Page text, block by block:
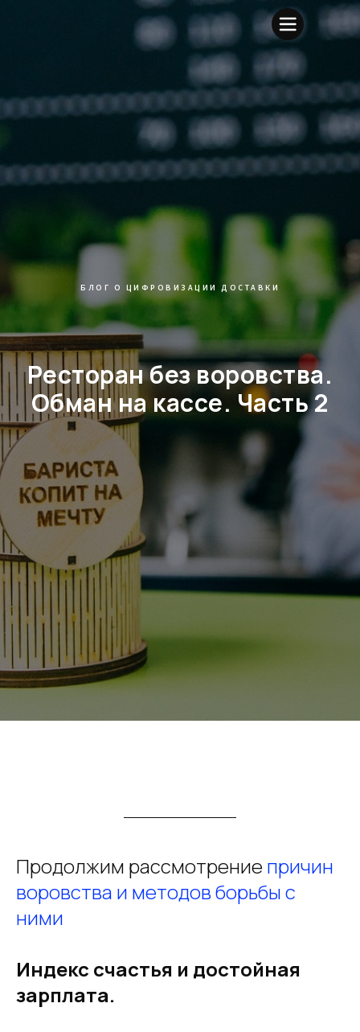
БЛОГ О ЦИФРОВИЗАЦИИ ДОСТАВКИ
Ресторан без воровства.
Обман на кассе. Часть 2
Продолжим рассмотрение причин
воровства и методов борьбы с
ними
Индекс счастья и достойная
зарплата.